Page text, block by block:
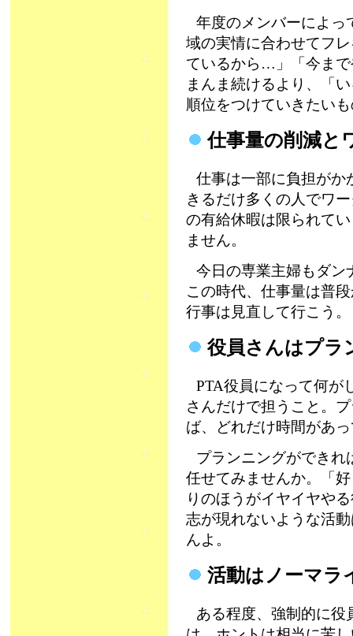
年度のメンバーによっ
域の実情に合わせてフ
ているから…」「今ま
まんま続けるより、「
順位をつけていきたい
仕事量の削減と
仕事は一部に負担がか
きるだけ多くの人でワ
の有給休暇は限られて
ません。
今日の専業主婦もダン
この時代、仕事量は普
行事は見直して行こう。
役員さんはプラ
PTA役員になって何が
さんだけで担うこと。
ば、どれだけ時間があ
プランニングができれ
任せてみませんか。「
りのほうがイヤイヤや
志が現れないような活
んよ。
活動はノーマラ
ある程度、強制的に役